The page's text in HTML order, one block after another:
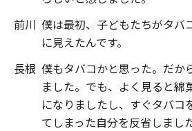
前川 僕は最初、子どもたちがタバ
に見えたんです。
長根 僕もタバコかと思った。だか
ました。でも、よく見ると綿
になりましたし、すぐタバコ
てしまった自分を反省しまし